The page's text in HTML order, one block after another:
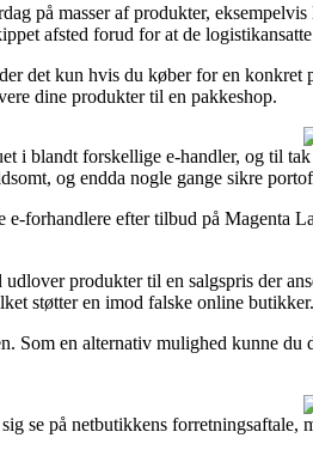
på masser af produkter,
afsted forud for at de
det kun hvis du køber for en
dine produkter til en pakkeshop.
i blandt forskellige e-handler, og til
og endda nogle gange sikre
forhandlere efter tilbud på
produkter til en salgspris der
støtter en imod falske online butikker.
Som en alternativ mulighed kunne
se på netbutikkens forretningsaftale,